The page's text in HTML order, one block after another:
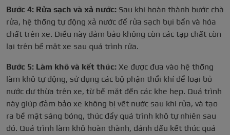
Bước 4: Rửa sạch và xả nước: Sau khi hoàn thành bước chà
rửa, hệ thống tự động xả nước để rửa sạch bụi bẩn và hóa
chất trên xe. Điều này đảm bảo không còn các tạp chất còn
lại trên bề mặt xe sau quá trình rửa.
Bước 5: Làm khô và kết thúc: Xe được đưa vào hệ thống
làm khô tự động, sử dụng các bộ phận thổi khí để loại bỏ
nước dư thừa trên xe, từ bề mặt đến các khe hẹp. Quá trình
này giúp đảm bảo xe không bị vết nước sau khi rửa, và tạo
ra bề mặt sáng bóng, thúc đẩy quá trình khô tự nhiên sau
đó. Quá trình làm khô hoàn thành, đánh dấu kết thúc quá